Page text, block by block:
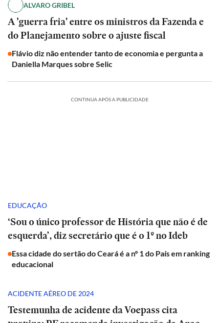
ALVARO GRIBEL
A 'guerra fria' entre os ministros da Fazenda e
do Planejamento sobre o ajuste fiscal
Flávio diz não entender tanto de economia e pergunta a
Daniella Marques sobre Selic
CONTINUA APÓS A PUBLICIDADE
EDUCAÇÃO
‘Sou o único professor de História que não é de
esquerda’, diz secretário que é o 1º no Ideb
Essa cidade do sertão do Ceará é a nº 1 do País em ranking
educacional
ACIDENTE AÉREO DE 2024
Testemunha de acidente da Voepass cita